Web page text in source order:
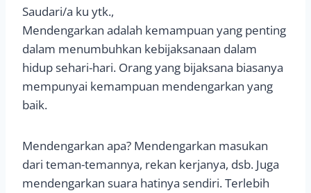
Saudari/a ku ytk.,
Mendengarkan adalah kemampuan yang penting
dalam menumbuhkan kebijaksanaan dalam
hidup sehari-hari. Orang yang bijaksana biasanya
mempunyai kemampuan mendengarkan yang
baik.
Mendengarkan apa? Mendengarkan masukan
dari teman-temannya, rekan kerjanya, dsb. Juga
mendengarkan suara hatinya sendiri. Terlebih